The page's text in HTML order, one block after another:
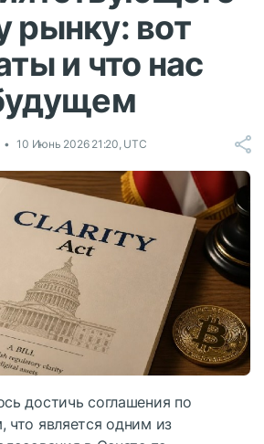
рынку: вот
и что нас
10 Июнь 2026 21:20, UTC
достичь соглашения по
что является одним из